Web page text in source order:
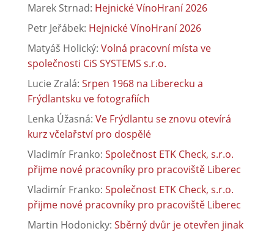
Marek Strnad: Hejnické VínoHraní 2026
Petr Jeřábek: Hejnické VínoHraní 2026
Matyáš Holický: Volná pracovní místa ve
společnosti CiS SYSTEMS s.r.o.
Lucie Zralá: Srpen 1968 na Liberecku a
Frýdlantsku ve fotografiích
Lenka Úžasná: Ve Frýdlantu se znovu otevírá
kurz včelařství pro dospělé
Vladimír Franko: Společnost ETK Check, s.r.o.
přijme nové pracovníky pro pracoviště Liberec
Vladimír Franko: Společnost ETK Check, s.r.o.
přijme nové pracovníky pro pracoviště Liberec
Martin Hodonicky: Sběrný dvůr je otevřen jinak